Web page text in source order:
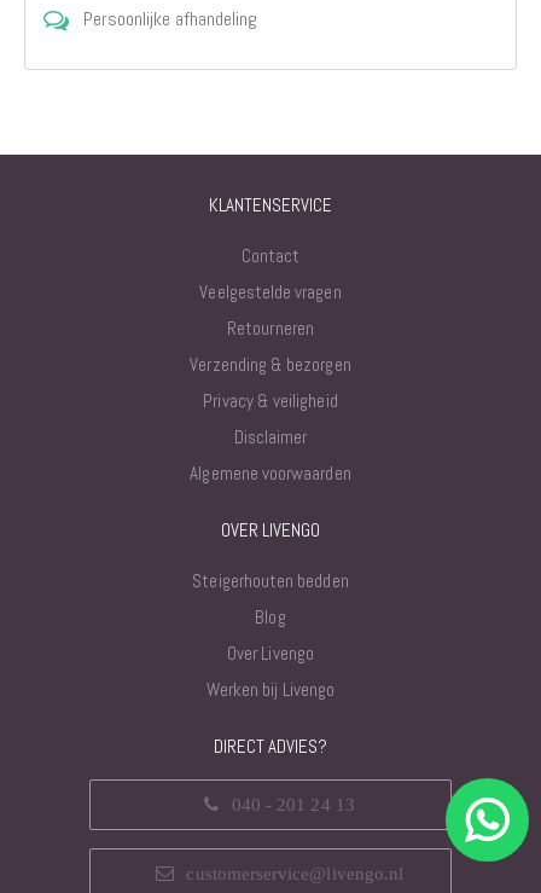
Persoonlijke afhandeling
KLANTENSERVICE
Contact
Veelgestelde vragen
Retourneren
Verzending & bezorgen
Privacy & veiligheid
Disclaimer
Algemene voorwaarden
OVER LIVENGO
Steigerhouten bedden
Blog
Over Livengo
Werken bij Livengo
DIRECT ADVIES?
040 - 201 24 13
customerservice@livengo.nl